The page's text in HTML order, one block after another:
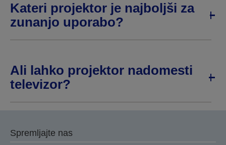
Kateri projektor je najboljši za
zunanjo uporabo?
Ali lahko projektor nadomesti
televizor?
Spremljajte nas